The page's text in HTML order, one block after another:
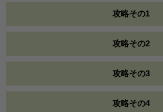
攻略その1
攻略その2
攻略その3
攻略その4